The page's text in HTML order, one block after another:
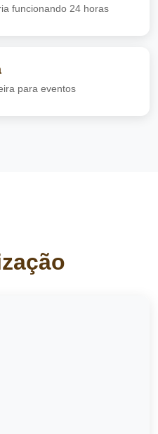
funcionando 24 horas
para eventos